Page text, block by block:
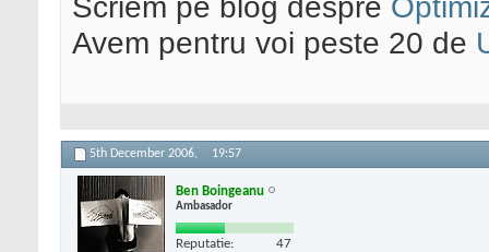
Avem pentru voi peste 20 de
5th December 2006, 19:57
Ben Boingeanu
Ambasador
Reputatie: 47